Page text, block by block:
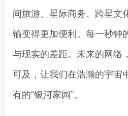
间旅游、星际商务、跨星文
输变得更加便利。每一秒钟
与现实的差距。未来的网络
可及，让我们在浩瀚的宇宙
有的“银河家园”。